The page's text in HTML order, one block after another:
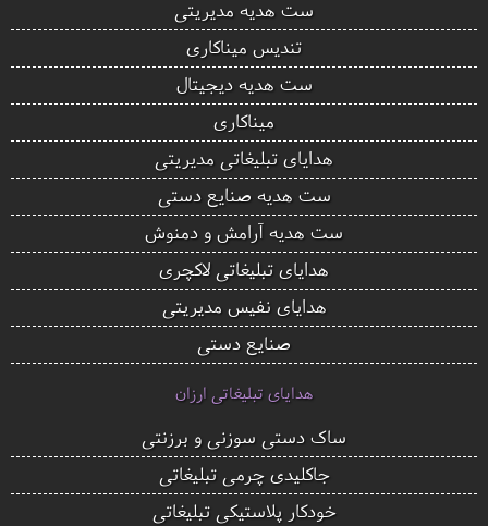
ست هدیه مدیریتی
تندیس میناکاری
ست هدیه دیجیتال
میناکاری
هدایای تبلیغاتی مدیریتی
ست هدیه صنایع دستی
ست هدیه آرامش و دمنوش
هدایای تبلیغاتی لاکچری
هدایای نفیس مدیریتی
صنایع دستی
هدایای تبلیغاتی ارزان
ساک دستی سوزنی و برزنتی
جاکلیدی چرمی تبلیغاتی
خودکار پلاستیکی تبلیغاتی